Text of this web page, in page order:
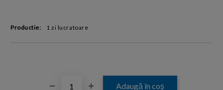
Productie: 1 zi lucratoare